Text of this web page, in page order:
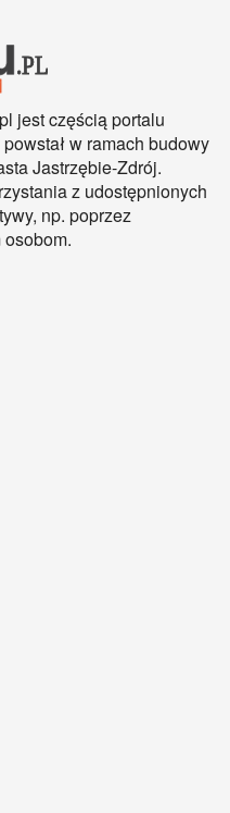
jest częścią portalu
w ramach budowy
Jastrzębie-Zdrój.
z udostępnionych
np. poprzez